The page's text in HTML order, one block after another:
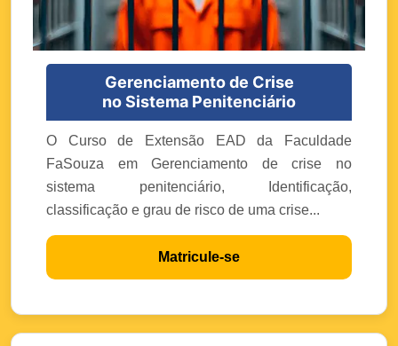
Gerenciamento de Crise
no Sistema Penitenciário
O Curso de Extensão EAD da Faculdade
FaSouza em Gerenciamento de crise no
sistema penitenciário, Identificação,
classificação e grau de risco de uma crise...
Matricule-se